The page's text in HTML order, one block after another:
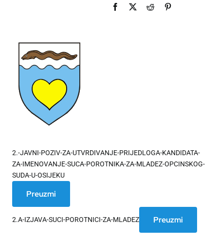
2.-JAVNI-POZIV-ZA-UTVRDIVANJE-PRIJEDLOGA-KANDIDATA-
ZA-IMENOVANJE-SUCA-POROTNIKA-ZA-MLADEZ-OPCINSKOG-
SUDA-U-OSIJEKU
Preuzmi
2.A-IZJAVA-SUCI-POROTNICI-ZA-MLADEZ Preuzmi